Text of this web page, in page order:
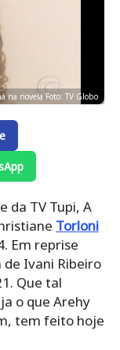
na novela Foto: TV Globo
da TV Tupi, A
Torloni
Em reprise
Ivani Ribeiro
Que tal
o que Arehy
tem feito hoje